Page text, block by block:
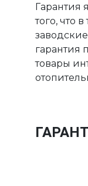
Гарантия
того, что
гарантия
товары